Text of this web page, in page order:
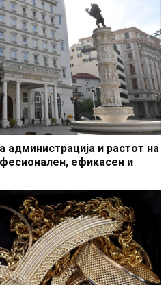
администрација и растот на
ефикасен и